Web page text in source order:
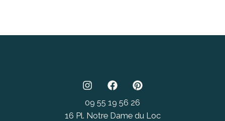
09 55 19 56 26
16 Pl. Notre Dame du Loc